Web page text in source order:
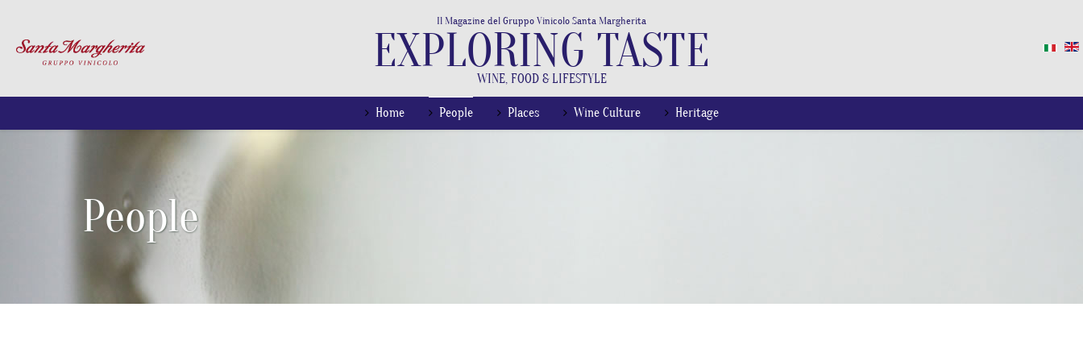
Il Magazine del Gruppo Vinicolo Santa Margherita
EXPLORING TASTE
WINE, FOOD & LIFESTYLE
Home People Places Wine Culture Heritage
People